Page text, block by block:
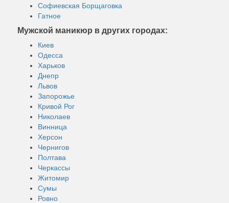
Софиевская Борщаговка
Гатное
Мужской маникюр в других городах:
Киев
Одесса
Харьков
Днепр
Львов
Запорожье
Кривой Рог
Николаев
Винница
Херсон
Чернигов
Полтава
Черкассы
Житомир
Сумы
Ровно